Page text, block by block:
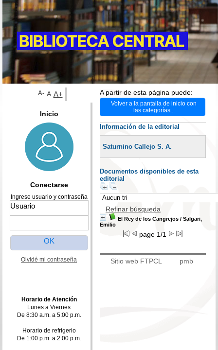
A partir de esta página puede:
Volver a la pantalla de inicio con
las categorías...
Información de la editorial
Saturnino Callejo S. A.
Documentos disponibles de esta
editorial
Refinar búsqueda
El Rey de los Cangrejos / Salgari,
Emilio
page 1/1
Sitio web FTPCL pmb
A- A A+
Inicio
Conectarse
Ingrese usuario y contraseña
Olvidé mi contraseña
Horario de Atención
Lunes a Viernes
De 8:30 a.m. a 5:00 p.m.
Horario de refrigerio
De 1:00 p.m. a 2:00 p.m.